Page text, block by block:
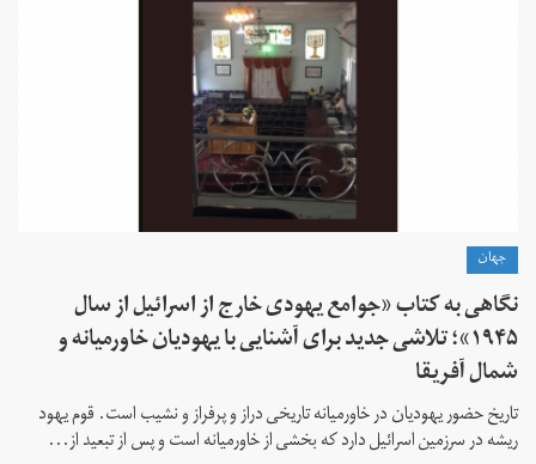
جهان
نگاهی به کتاب «جوامع یهودی خارج از اسرائیل از سال
۱۹۴۵»؛ تلاشی جدید برای آشنایی با یهودیان خاورمیانه و
شمال آفریقا
تاریخ حضور یهودیان در خاورمیانه تاریخی دراز و پرفراز و نشیب است. قوم یهود
ریشه در سرزمین اسرائیل دارد که بخشی از خاورمیانه است و پس از تبعید از...